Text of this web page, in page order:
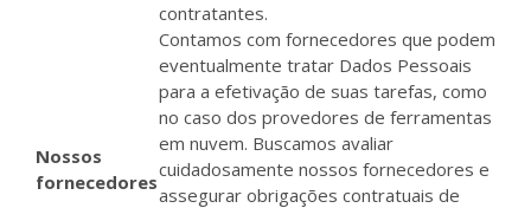
contratantes.
Nossos
fornecedores
Contamos com fornecedores que podem
eventualmente tratar Dados Pessoais
para a efetivação de suas tarefas, como
no caso dos provedores de ferramentas
em nuvem. Buscamos avaliar
cuidadosamente nossos fornecedores e
assegurar obrigações contratuais de